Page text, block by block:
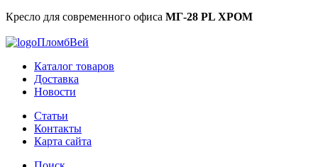
Кресло для современного офиса МГ-28 PL ХРОМ
ПломбВей
Каталог товаров
Доставка
Новости
Статьи
Контакты
Карта сайта